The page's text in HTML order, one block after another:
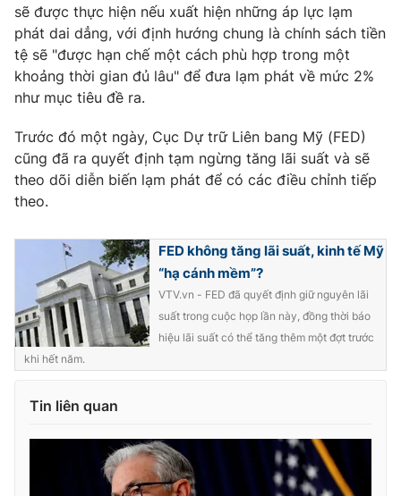
VTV9 VTV8
Liên hệ tòa soạn English
THỜI BÁO VTV
Theo dõi báo trên
Cơ quan chủ quản:Đài Truyền hình Việt Nam
Cơ quan báo chí:Thời báo VTV
Giấy phép hoạt động báo in và báo điện tử số 483/GP-BTTTT
Tổng Biên tập:Vũ Thanh Thủy
Phó Tổng Biên tập:Nguyễn Thị Mỹ Hạnh, Phạm Quốc Thắng,
Nguyễn Trọng Ninh
024.38 355 931 - 024.38 355 932
sẽ được thực hiện nếu xuất hiện những áp lực lạm
phát dai dẳng, với định hướng chung là chính sách tiền
tệ sẽ "được hạn chế một cách phù hợp trong một
khoảng thời gian đủ lâu" để đưa lạm phát về mức 2%
như mục tiêu đề ra.
Trước đó một ngày, Cục Dự trữ Liên bang Mỹ (FED)
cũng đã ra quyết định tạm ngừng tăng lãi suất và sẽ
theo dõi diễn biến lạm phát để có các điều chỉnh tiếp
theo.
FED không tăng lãi suất, kinh tế Mỹ
“hạ cánh mềm”?
VTV.vn - FED đã quyết định giữ nguyên lãi
suất trong cuộc họp lần này, đồng thời báo
hiệu lãi suất có thể tăng thêm một đợt trước
khi hết năm.
Tin liên quan